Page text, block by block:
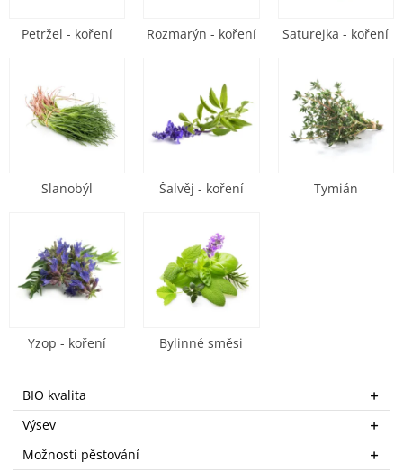
Petržel - koření Rozmarýn - koření Saturejka - koření
Slanobýl Šalvěj - koření Tymián
Yzop - koření Bylinné směsi
BIO kvalita
Výsev
Možnosti pěstování